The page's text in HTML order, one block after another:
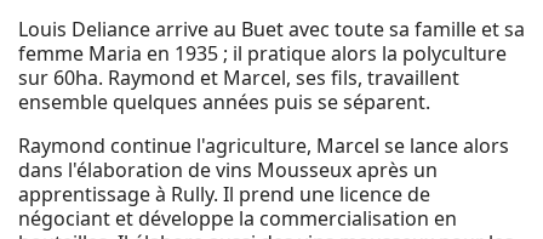
Louis Deliance arrive au Buet avec toute sa famille et sa
femme Maria en 1935 ; il pratique alors la polyculture
sur 60ha. Raymond et Marcel, ses fils, travaillent
ensemble quelques années puis se séparent.
Raymond continue l'agriculture, Marcel se lance alors
dans l'élaboration de vins Mousseux après un
apprentissage à Rully. Il prend une licence de
négociant et développe la commercialisation en